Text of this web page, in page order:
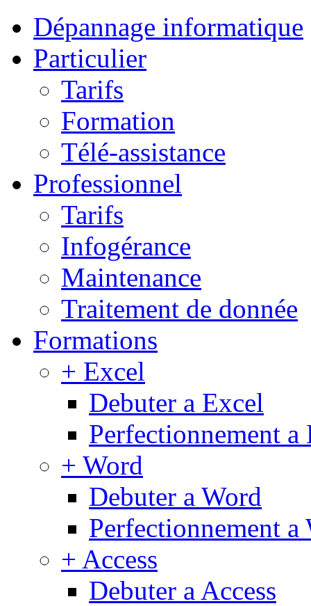
Dépannage informatique
Particulier
Tarifs
Formation
Télé-assistance
Professionnel
Tarifs
Infogérance
Maintenance
Traitement de donnée
Formations
+ Excel
Debuter a Excel
Perfectionnement a
+ Word
Debuter a Word
Perfectionnement a
+ Access
Debuter a Access